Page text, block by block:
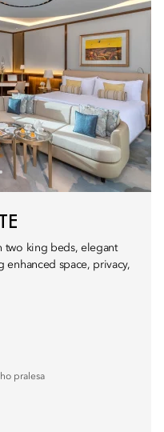
two king beds, elegant
enhanced space, privacy,
pralesa